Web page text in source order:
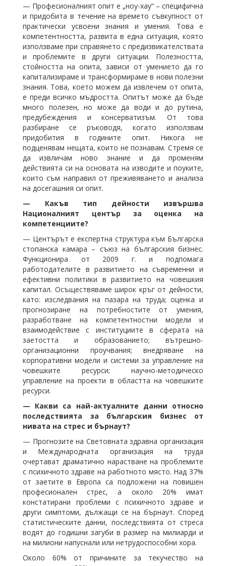
⁠— Професионалният опит е „ноу-хау“ – специфична
и придобита в течение на времето съвкупност от
практически усвоени знания и умения. Това е
компетентността, развита в една ситуация, която
използваме при справянето с предизвикателствата
и проблемите в други ситуации. Полезността,
стойността на опита, зависи от умението да го
капитализираме и трансформираме в нови полезни
знания. Това, което можем да извлечем от опита,
е преди всичко мъдростта. Опитът може да бъде
много полезен, но може да води и до рутина,
предубеждения и консерватизъм. От това
разбиране се ръководя, когато използвам
придобития в годините опит. Никога не
подценявам нещата, които не познавам. Стремя се
да извличам ново знание и да променям
действията си на основата на изводите и поуките,
които съм направил от преживяването и анализа
на досегашния си опит.
⁠— Какъв тип дейности извършва
Националният център за оценка на
компетенциите?
⁠— Центърът е експертна структура към Българска
стопанска камара – съюз на българския бизнес.
Функционира от 2009 г. и подпомага
работодателите в развитието на съвременни и
ефективни политики в развитието на човешкия
капитал. Осъществяваме широк кръг от дейности,
като: изследвания на пазара на труда; оценка и
прогнозиране на потребностите от умения,
разработване на компетентностни модели и
взаимодействие с институциите в сферата на
заетостта и образованието; вътрешно-
организационни проучвания; внедряване на
корпоративни модели и системи за управление на
човешките ресурси; научно-методическо
управление на проекти в областта на човешките
ресурси.
⁠— Какви са най-актуалните данни относно
последствията за българския бизнес от
нивата на стрес и бърнаут?
⁠— Прогнозите на Световната здравна организация
и Международната организация на труда
очертават драматично нарастване на проблемите
с психичното здраве на работното място. Над 37%
от заетите в Европа са подложени на повишен
професионален стрес, а около 20% имат
констатирани проблеми с психичното здраве и
други симптоми, дължащи се на бърнаут. Според
статистическите данни, последствията от стреса
водят до годишни загуби в размер на милиарди и
на милиони напуснали или нетрудоспособни хора.
Около 60% от причините за текучество на